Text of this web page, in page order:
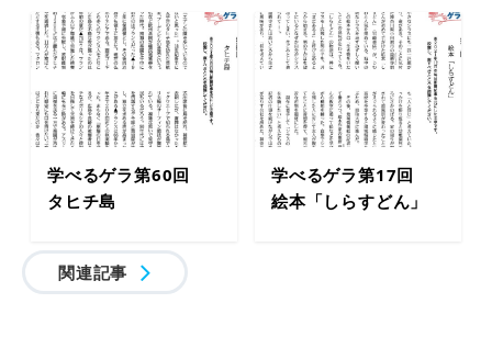
学べるゲラ第60回
タヒチ島
学べるゲラ第17回
絵本「しらすどん」
関連記事